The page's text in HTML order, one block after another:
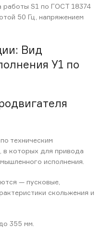
работы S1 по ГОСТ 18374
50 Гц, напряжением
Вид
У1 по
техническим
в которых для привода
исполнения.
— пусковые,
скольжения и
355 мм.